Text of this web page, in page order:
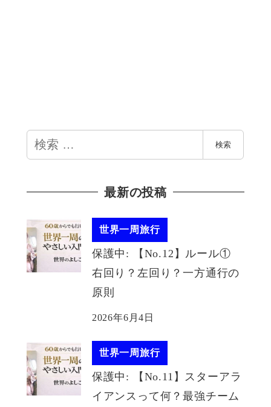
検
索
検索
最新の投稿
世界一周旅行
保護中: 【No.12】ルール①
右回り？左回り？一方通行の
原則
2026年6月4日
世界一周旅行
保護中: 【No.11】スターアラ
イアンスって何？最強チーム